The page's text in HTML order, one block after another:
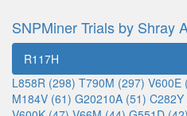
SNPMiner Trials by Shray
R117H
L858R (298) T790M (297) V600E
M184V (61) G20210A (51) C282Y